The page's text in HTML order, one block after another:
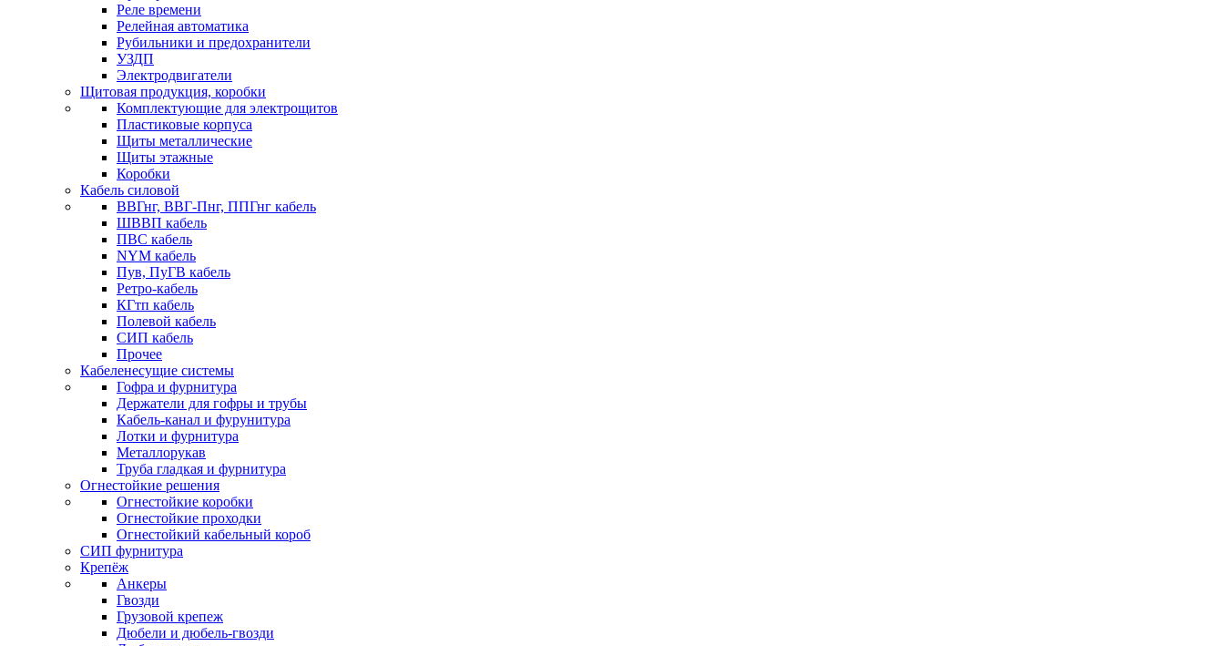
Реле времени
Релейная автоматика
Рубильники и предохранители
УЗДП
Электродвигатели
Щитовая продукция, коробки
Комплектующие для электрощитов
Пластиковые корпуса
Щиты металлические
Щиты этажные
Коробки
Кабель силовой
ВВГнг, ВВГ-Пнг, ППГнг кабель
ШВВП кабель
ПВС кабель
NYM кабель
Пув, ПуГВ кабель
Ретро-кабель
КГтп кабель
Полевой кабель
СИП кабель
Прочее
Кабеленесущие системы
Гофра и фурнитура
Держатели для гофры и трубы
Кабель-канал и фурунитура
Лотки и фурнитура
Металлорукав
Труба гладкая и фурнитура
Огнестойкие решения
Огнестойкие коробки
Огнестойкие проходки
Огнестойкий кабельный короб
СИП фурнитура
Крепёж
Анкеры
Гвозди
Грузовой крепеж
Дюбели и дюбель-гвозди